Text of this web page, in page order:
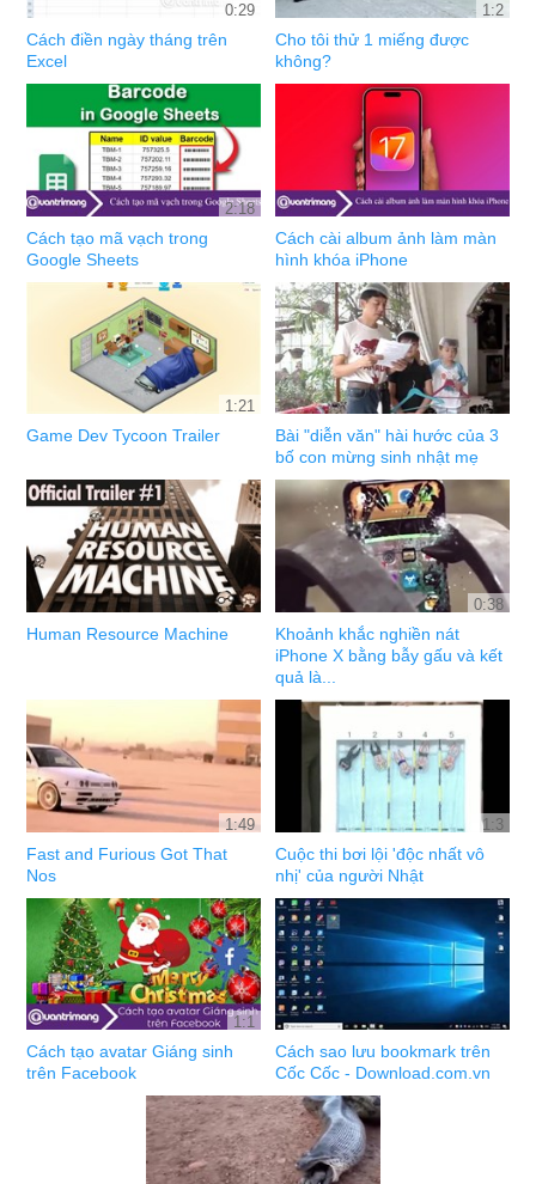
0:29
Cách điền ngày tháng trên
Excel
1:2
Cho tôi thử 1 miếng được
không?
2:18
Cách tạo mã vạch trong
Google Sheets
Cách cài album ảnh làm màn
hình khóa iPhone
1:21
Game Dev Tycoon Trailer
Bài "diễn văn" hài hước của 3
bố con mừng sinh nhật mẹ
Human Resource Machine
0:38
Khoảnh khắc nghiền nát
iPhone X bằng bẫy gấu và kết
quả là...
1:49
Fast and Furious Got That
Nos
1:3
Cuộc thi bơi lội 'độc nhất vô
nhị' của người Nhật
1:1
Cách tạo avatar Giáng sinh
trên Facebook
Cách sao lưu bookmark trên
Cốc Cốc - Download.com.vn